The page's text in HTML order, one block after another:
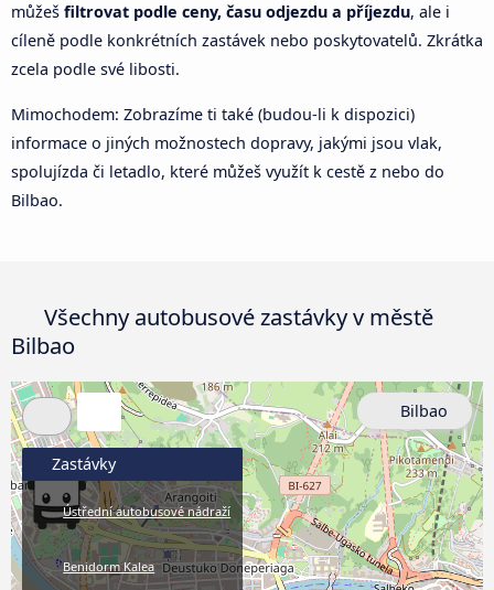
můžeš filtrovat podle ceny, času odjezdu a příjezdu, ale i
cíleně podle konkrétních zastávek nebo poskytovatelů. Zkrátka
zcela podle své libosti.
Mimochodem: Zobrazíme ti také (budou-li k dispozici)
informace o jiných možnostech dopravy, jakými jsou vlak,
spolujízda či letadlo, které můžeš využít k cestě z nebo do
Bilbao.
Všechny autobusové zastávky v městě
Bilbao
Zastávky
Ústřední autobusové nádraží
Benidorm Kalea
Bilbao